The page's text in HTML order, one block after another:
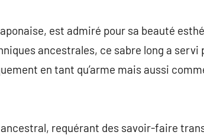
est admiré pour sa beauté
ancestrales, ce sabre long a servi
en tant qu’arme mais aussi
requérant des savoir-faire